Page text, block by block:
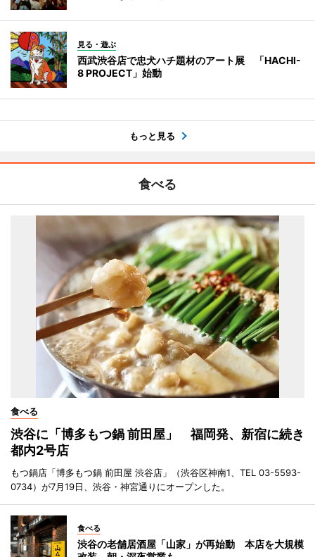
見る・遊ぶ
西武渋谷店で忠犬ハチ題材のアート展 「HACHI-
8 PROJECT」始動
もっと見る
食べる
食べる
渋谷に「博多もつ鍋 前田屋」 福岡発、新宿に続き
都内2号店
もつ鍋店「博多もつ鍋 前田屋 渋谷店」（渋谷区神南1、TEL 03-5593-
0734）が7月19日、渋谷・神宮通りにオープンした。
食べる
渋谷の老舗居酒屋「山家」が再始動 本店を大規模